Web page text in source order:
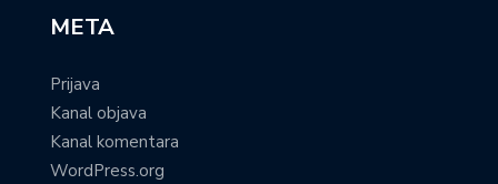
META
Prijava
Kanal objava
Kanal komentara
WordPress.org